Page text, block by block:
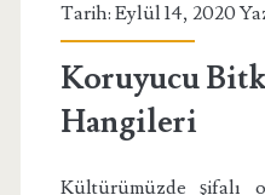
Tarih: Eylül 14, 2020
Koruyucu
Hangileri
Kültürümüzde şifalı